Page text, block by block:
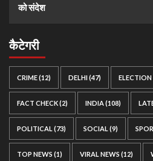
को संदेश
कैटेगरी
CRIME(12) DELHI(47) ELECTION
FACT CHECK(2) INDIA(108)
POLITICAL (73) SOCIAL (9)
TOP NEWS (1) VIRAL NEWS (12)